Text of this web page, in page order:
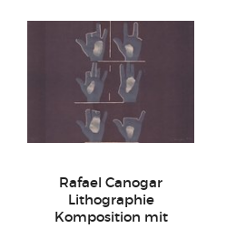
Rafael Canogar
Lithographie
Komposition mit